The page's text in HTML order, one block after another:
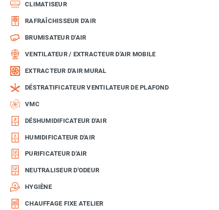
CLIMATISEUR
RAFRAÎCHISSEUR D'AIR
BRUMISATEUR D'AIR
VENTILATEUR / EXTRACTEUR D'AIR MOBILE
EXTRACTEUR D'AIR MURAL
DÉSTRATIFICATEUR VENTILATEUR DE PLAFOND
VMC
DÉSHUMIDIFICATEUR D'AIR
HUMIDIFICATEUR D'AIR
PURIFICATEUR D'AIR
NEUTRALISEUR D'ODEUR
HYGIÈNE
CHAUFFAGE FIXE ATELIER